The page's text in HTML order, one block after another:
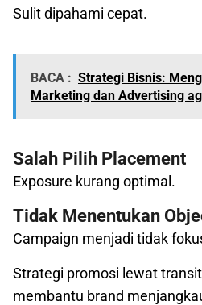
Sulit dipahami cepat.
BACA : Strategi Bisnis:
Marketing dan Advertising
Salah Pilih Placement
Exposure kurang optimal.
Tidak Menentukan
Campaign menjadi tidak
Strategi promosi lewat
membantu brand